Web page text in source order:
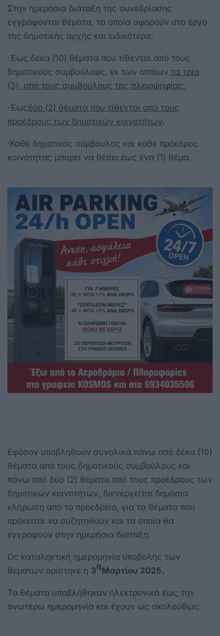
Στην ημερήσια διάταξη της συνεδρίασης
εγγράφονται θέματα, τα οποία αφορούν στο έργο
της δημοτικής αρχής και ειδικότερα:
·Έως δέκα (10) θέματα που τίθενται από τους
δημοτικούς συμβούλους, εκ των οποίων τα τρία
(3) από τους συμβούλους της πλειοψηφίας.
·Έωςδύο (2) θέματα που τίθενται από τους
προέδρους των δημοτικών κοινοτήτων.
·Κάθε δημοτικός σύμβουλος και κάθε πρόεδρος
κοινότητας μπορεί να θέσει έως ένα (1) θέμα.
Εφόσον υποβληθούν συνολικά πάνω από δέκα (10)
θέματα από τους δημοτικούς συμβούλους και
πάνω από δύο (2) θέματα από τους προέδρους των
δημοτικών κοινοτήτων, διενεργείται δημόσια
κλήρωση από το προεδρείο, για τα θέματα που
πρόκειται να συζητηθούν και τα οποία θα
εγγραφούν στην ημερήσια διάταξη.
Ως καταληκτική ημερομηνία υποβολής των
θεμάτων ορίστηκε η 3ηΜαρτίου 2025.
Τα θέματα υποβλήθηκαν ηλεκτρονικά έως την
ανωτέρω ημερομηνία και έχουν ως ακολούθως: